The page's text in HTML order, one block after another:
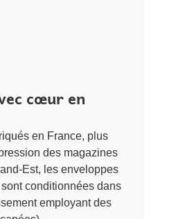
cœur en
en France, plus
des magazines
Est, les enveloppes
conditionnées dans
employant des